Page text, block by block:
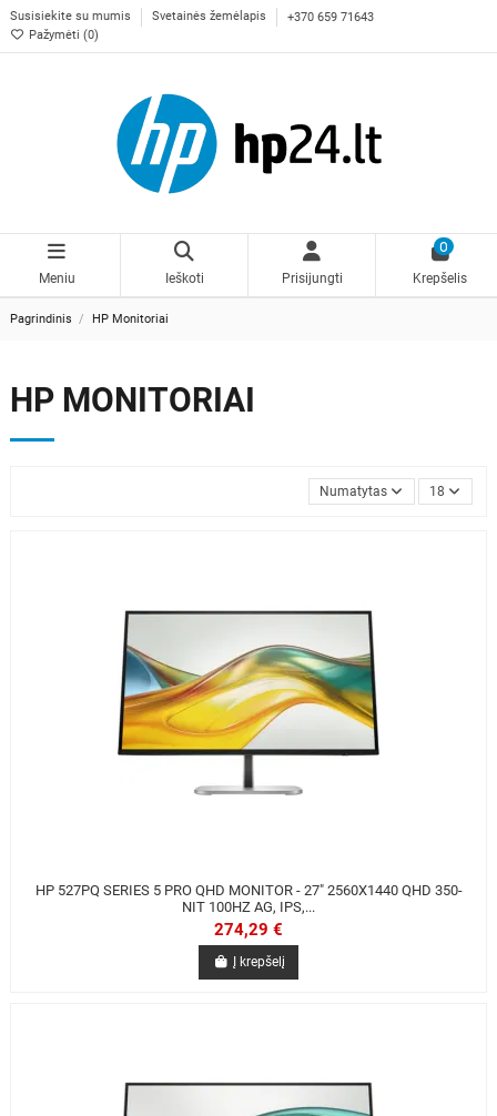
Susisiekite su mumis Svetainės žemėlapis
+370 659 71643
Pažymėti (0)
Meniu Ieškoti Prisijungti
0
Krepšelis
Pagrindinis HP Monitoriai
HP MONITORIAI
Numatytas 18
HP 527PQ SERIES 5 PRO QHD MONITOR - 27" 2560X1440 QHD 350-
NIT 100HZ AG, IPS,...
274,29 €
Į krepšelį